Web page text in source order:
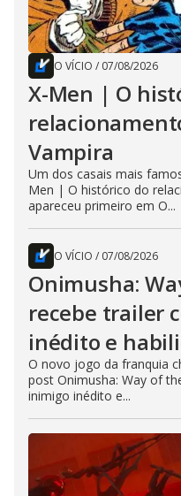
O VÍCIO / 07/08/2026
X-Men | O
Vampira
Um dos casais mais
Men | O histórico do
apareceu primeiro em O...
O VÍCIO / 07/08/2026
Onimusha:
recebe trailer
inédito e
O novo jogo da franquia
post Onimusha: Way of
inimigo inédito e...